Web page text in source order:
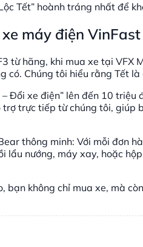
Tết” hoành tráng nhất để
máy điện
từ hãng, khi mua xe tại
có. Chúng tôi hiểu rằng Tết
– Đổi xe điện” lên đến 10
trợ trực tiếp từ chúng tôi, giúp
thông minh: Với mỗi đơn
lẩu nướng, máy xay, hoặc
bạn không chỉ mua xe, mà